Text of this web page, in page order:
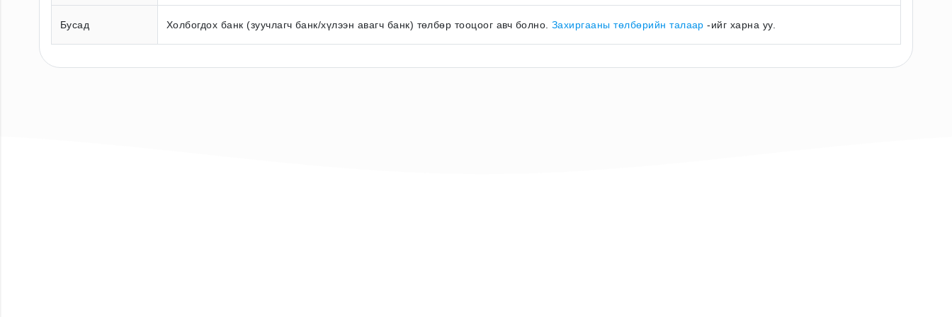
Бусад Холбогдох банк (зуучлагч банк/хүлээн авагч банк) төлбөр тооцоог авч болно. Захиргааны төлбөрийн талаар -ийг харна уу.